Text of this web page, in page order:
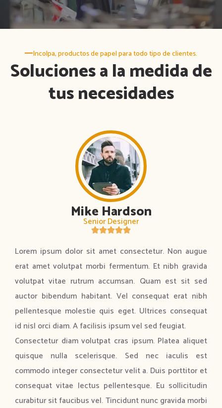
Incolpa, productos de papel para todo tipo de clientes.
Soluciones a la medida de
tus necesidades
Mike Hardson
Senior Designer
Lorem ipsum dolor sit amet consectetur. Non augue
erat amet volutpat morbi fermentum. Et nibh gravida
volutpat vitae rutrum accumsan. Quam est sit sed
auctor bibendum habitant. Vel consequat erat nibh
pellentesque molestie quis eget. Ultrices consequat
id nisl orci diam. A facilisis ipsum vel sed feugiat.
Consectetur diam volutpat cras ipsum. Platea aliquet
quisque nulla scelerisque. Sed nec iaculis est
commodo integer consectetur velit a. Duis porttitor et
consequat vitae lectus pellentesque. Eu sollicitudin
curabitur sit faucibus vel. Tincidunt nunc gravida morbi